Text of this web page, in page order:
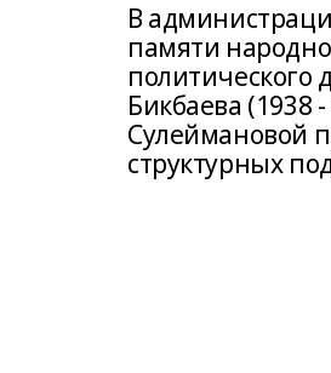
В
памяти
политического
Бикбаева (1938
Сулеймановой
структурных